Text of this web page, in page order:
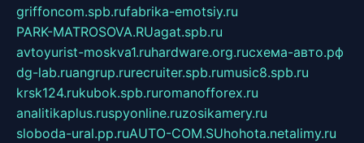
griffoncom.spb.rufabrika-emotsiy.ru
PARK-MATROSOVA.RUagat.spb.ru
avtoyurist-moskva1.ruhardware.org.ruсхема-авто.рф
dg-lab.ruangrup.rurecruiter.spb.rumusic8.spb.ru
krsk124.rukubok.spb.ruromanofforex.ru
analitikaplus.ruspyonline.ruzosikamery.ru
sloboda-ural.pp.ruAUTO-COM.SUhohota.netalimy.ru